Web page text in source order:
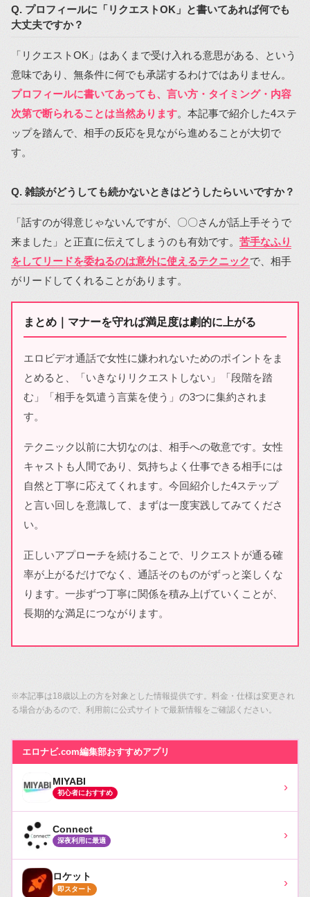
Q. プロフィールに「リクエストOK」と書いてあれば何でも
大丈夫ですか？
「リクエストOK」はあくまで受け入れる意思がある、という
意味であり、無条件に何でも承諾するわけではありません。
プロフィールに書いてあっても、言い方・タイミング・内容
次第で断られることは当然あります。本記事で紹介した4ステ
ップを踏んで、相手の反応を見ながら進めることが大切で
す。
Q. 雑談がどうしても続かないときはどうしたらいいですか？
「話すのが得意じゃないんですが、〇〇さんが話上手そうで
来ました」と正直に伝えてしまうのも有効です。 苦手なふり
をしてリードを委ねるのは意外に使えるテクニックで、相手
がリードしてくれることがあります。
まとめ｜マナーを守れば満足度は劇的に上がる
エロビデオ通話で女性に嫌われないためのポイントをま
とめると、「いきなりリクエストしない」「段階を踏
む」「相手を気遣う言葉を使う」の3つに集約されま
す。
テクニック以前に大切なのは、相手への敬意です。女性
キャストも人間であり、気持ちよく仕事できる相手には
自然と丁寧に応えてくれます。今回紹介した4ステップ
と言い回しを意識して、まずは一度実践してみてくださ
い。
正しいアプローチを続けることで、リクエストが通る確
率が上がるだけでなく、通話そのものがずっと楽しくな
ります。一歩ずつ丁寧に関係を積み上げていくことが、
長期的な満足につながります。
※本記事は18歳以上の方を対象とした情報提供です。料金・仕様は変更され
る場合があるので、利用前に公式サイトで最新情報をご確認ください。
エロナビ.com編集部おすすめアプリ
MIYABI
初心者におすすめ ›
Connect
深夜利用に最適 ›
ロケット
即スタート ›